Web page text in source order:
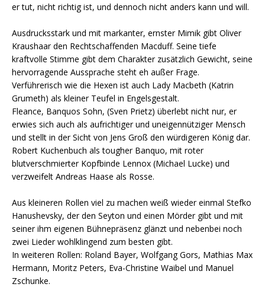
er tut, nicht richtig ist, und dennoch nicht anders kann und will.
Ausdrucksstark und mit markanter, ernster Mimik gibt Oliver
Kraushaar den Rechtschaffenden Macduff. Seine tiefe
kraftvolle Stimme gibt dem Charakter zusätzlich Gewicht, seine
hervorragende Aussprache steht eh außer Frage.
Verführerisch wie die Hexen ist auch Lady Macbeth (Katrin
Grumeth) als kleiner Teufel in Engelsgestalt.
Fleance, Banquos Sohn, (Sven Prietz) überlebt nicht nur, er
erwies sich auch als aufrichtiger und uneigennütziger Mensch
und stellt in der Sicht von Jens Groß den würdigeren König dar.
Robert Kuchenbuch als tougher Banquo, mit roter
blutverschmierter Kopfbinde Lennox (Michael Lucke) und
verzweifelt Andreas Haase als Rosse.
Aus kleineren Rollen viel zu machen weiß wieder einmal Stefko
Hanushevsky, der den Seyton und einen Mörder gibt und mit
seiner ihm eigenen Bühnepräsenz glänzt und nebenbei noch
zwei Lieder wohlklingend zum besten gibt.
In weiteren Rollen: Roland Bayer, Wolfgang Gors, Mathias Max
Hermann, Moritz Peters, Eva-Christine Waibel und Manuel
Zschunke.